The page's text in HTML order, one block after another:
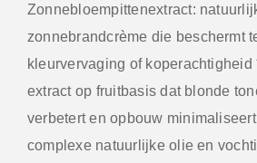
Zonnebloempittenextract:
zonnebrandcrème die beschermt
kleurvervaging of koperachtigheid
extract op fruitbasis dat blonde
verbetert en opbouw
complexe natuurlijke olie en